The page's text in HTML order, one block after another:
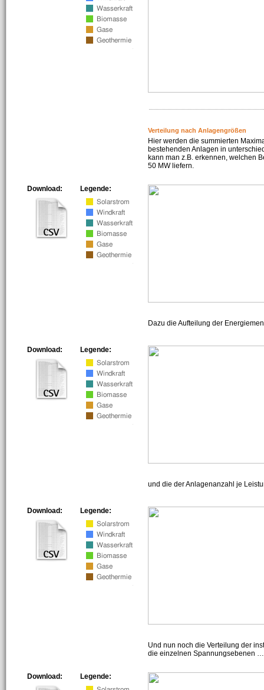
Verteilung nach Anlagengrößen
Hier werden die summierten
bestehenden Anlagen in
kann man z.B. erkennen, welchen
50 MW liefern.
Legende:
Download:
Dazu die Aufteilung der
Legende:
Download:
und die der Anlagenanzahl je
Legende:
Download:
Und nun noch die Verteilung der
die einzelnen Spannungsebenen
Legende:
Download: